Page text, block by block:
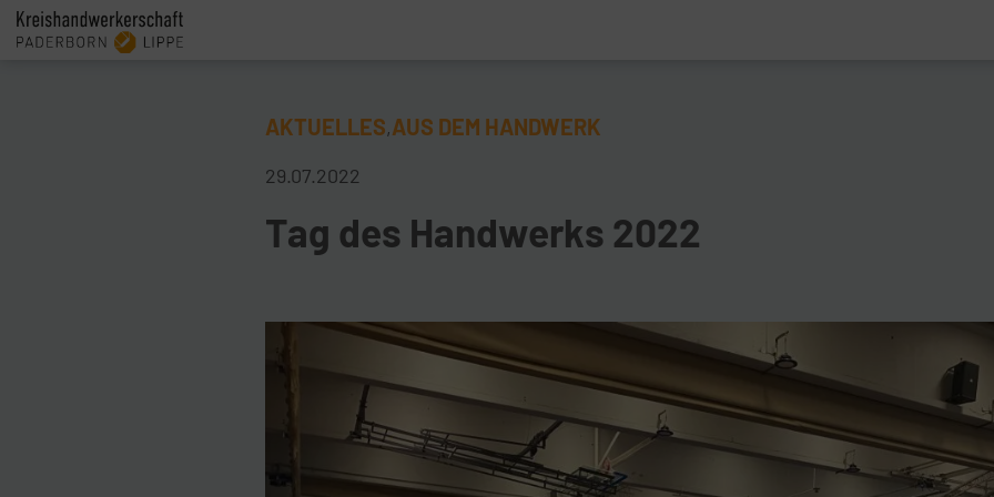
AKTUELLES,AUS DEM HANDWERK
29.07.2022
Tag des Handwerks 2022